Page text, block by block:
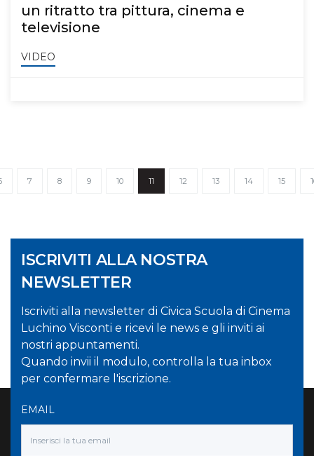
un ritratto tra pittura, cinema e
televisione
VIDEO
7 8 9 10 11 12 13 14 15
ISCRIVITI ALLA NOSTRA
NEWSLETTER
Iscriviti alla newsletter di Civica Scuola di Cinema
Luchino Visconti e ricevi le news e gli inviti ai
nostri appuntamenti.
Quando invii il modulo, controlla la tua inbox
per confermare l'iscrizione.
EMAIL